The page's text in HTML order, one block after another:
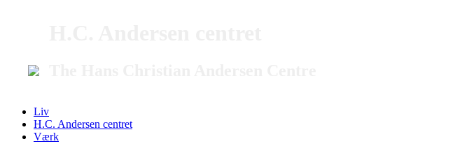
Liv
H.C. Andersen centret
Værk